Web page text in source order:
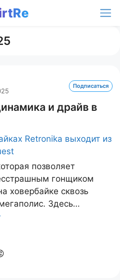
Подписаться
и драйв в
позволяет
гонщиком
ховербайке сквозь
Здесь…